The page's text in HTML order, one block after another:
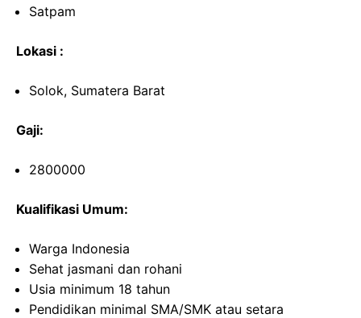
Satpam
Lokasi :
Solok, Sumatera Barat
Gaji:
2800000
Kualifikasi Umum:
Warga Indonesia
Sehat jasmani dan rohani
Usia minimum 18 tahun
Pendidikan minimal SMA/SMK atau setara